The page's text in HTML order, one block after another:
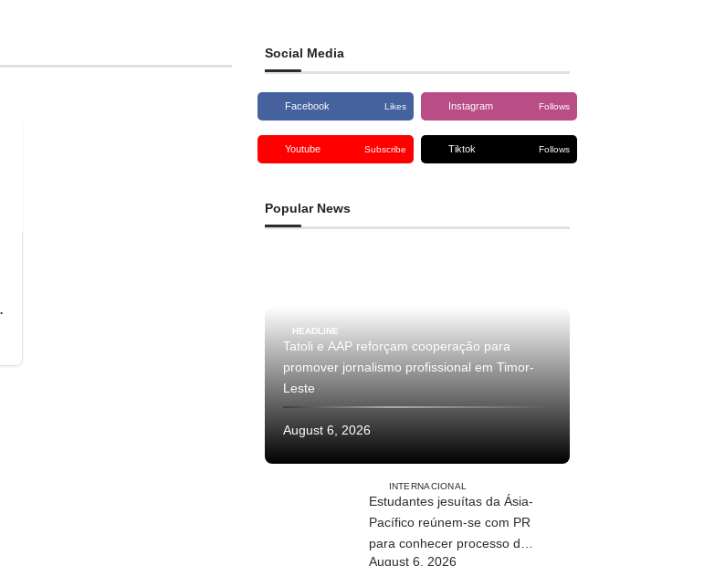
Social Media
Facebook Likes Instagram Follows
Youtube Subscribe Tiktok Follows
Popular News
HEADLINE
Tatoli e AAP reforçam cooperação para
promover jornalismo profissional em Timor-
Leste
August 6, 2026
INTERNACIONAL
Estudantes jesuítas da Ásia-
Pacífico reúnem-se com PR
para conhecer processo de
August 6, 2026